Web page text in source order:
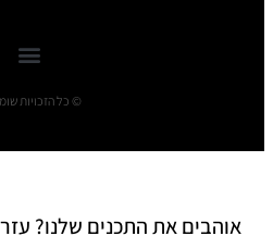
© כל הזכויות
אוהבים את התכנים שלנו? עזרו